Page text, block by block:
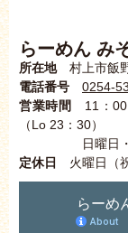
らーめん み
所在地村上市飯
電話番号
0254-
営業時間
11：00
（Lo 23：30）
日曜日・祝日
定休日
火曜日（